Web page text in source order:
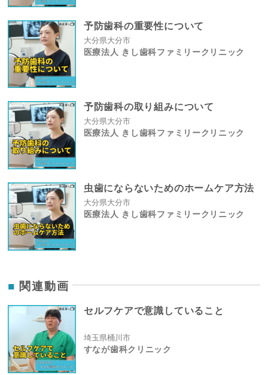
予防歯科の重要性について
大分県大分市
医療法人 きし歯科ファミリークリニック
予防歯科の取り組みについて
大分県大分市
医療法人 きし歯科ファミリークリニック
虫歯にならないためのホームケア方法
大分県大分市
医療法人 きし歯科ファミリークリニック
関連動画
セルフケアで意識していること
埼玉県桶川市
すなが歯科クリニック